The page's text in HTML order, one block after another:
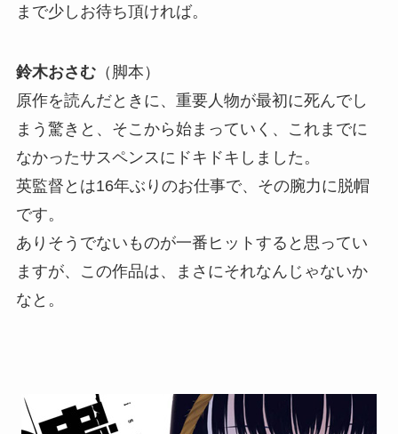
まで少しお待ち頂ければ。
鈴木おさむ（脚本）
原作を読んだときに、重要人物が最初に死んでし
まう驚きと、そこから始まっていく、これまでに
なかったサスペンスにドキドキしました。
英監督とは16年ぶりのお仕事で、その腕力に脱帽
です。
ありそうでないものが一番ヒットすると思ってい
ますが、この作品は、まさにそれなんじゃないか
なと。